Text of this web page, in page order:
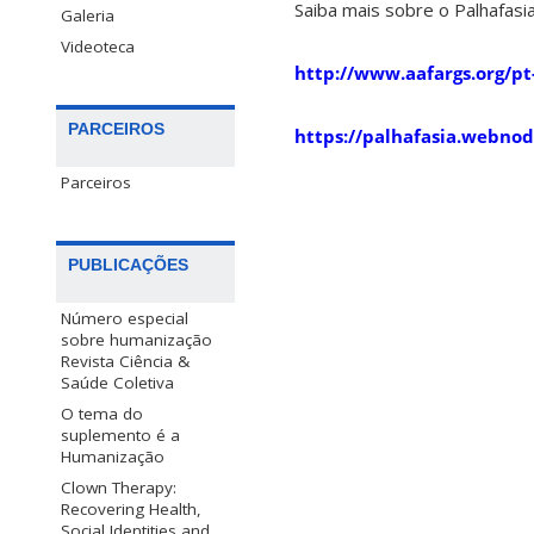
Galeria
Videoteca
PARCEIROS
Parceiros
PUBLICAÇÕES
Número especial
sobre humanização
Revista Ciência &
Saúde Coletiva
O tema do
suplemento é a
Humanização
Clown Therapy:
Recovering Health,
Saiba mais sobre o
http://www.aafargs.org/
https://